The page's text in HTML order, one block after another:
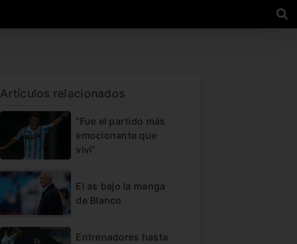
Artículos relacionados
“Fue el partido más
emocionante que
viví”
El as bajo la manga
de Blanco
Entrenadores hasta